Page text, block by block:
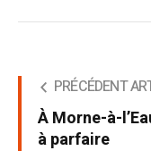
PRÉCÉDENT
À Morne-à-
à parfaire